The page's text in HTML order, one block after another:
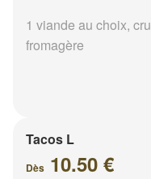
1 viande au choix,
fromagère
Tacos L
Dès 10.50 €